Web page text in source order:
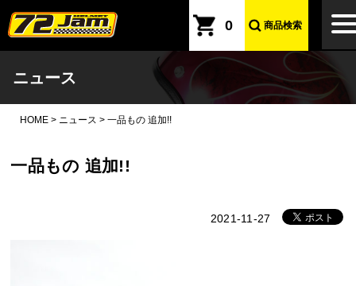
本文へ
0 商品検索
ニュース
HOME > ニュース > 一品もの 追加!!
一品もの 追加!!
2021-11-27